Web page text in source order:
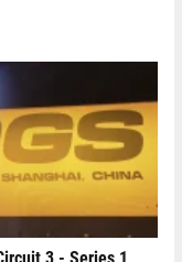
3 - Series 1